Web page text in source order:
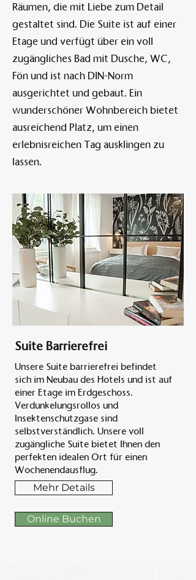
Räumen, die mit Liebe zum Detail
gestaltet sind. Die Suite ist auf einer
Etage und verfügt über ein voll
zugängliches Bad mit Dusche, WC,
Fön und ist nach DIN-Norm
ausgerichtet und gebaut. Ein
wunderschöner Wohnbereich bietet
ausreichend Platz, um einen
erlebnisreichen Tag ausklingen zu
lassen.
Suite Barrierefrei
Unsere Suite barrierefrei befindet
sich im Neubau des Hotels und ist auf
einer Etage im Erdgeschoss.
Verdunkelungsrollos und
Insektenschutzgase sind
selbstverständlich. Unsere voll
zugängliche Suite bietet Ihnen den
perfekten idealen Ort für einen
Wochenendausflug.
Mehr Details
Online Buchen